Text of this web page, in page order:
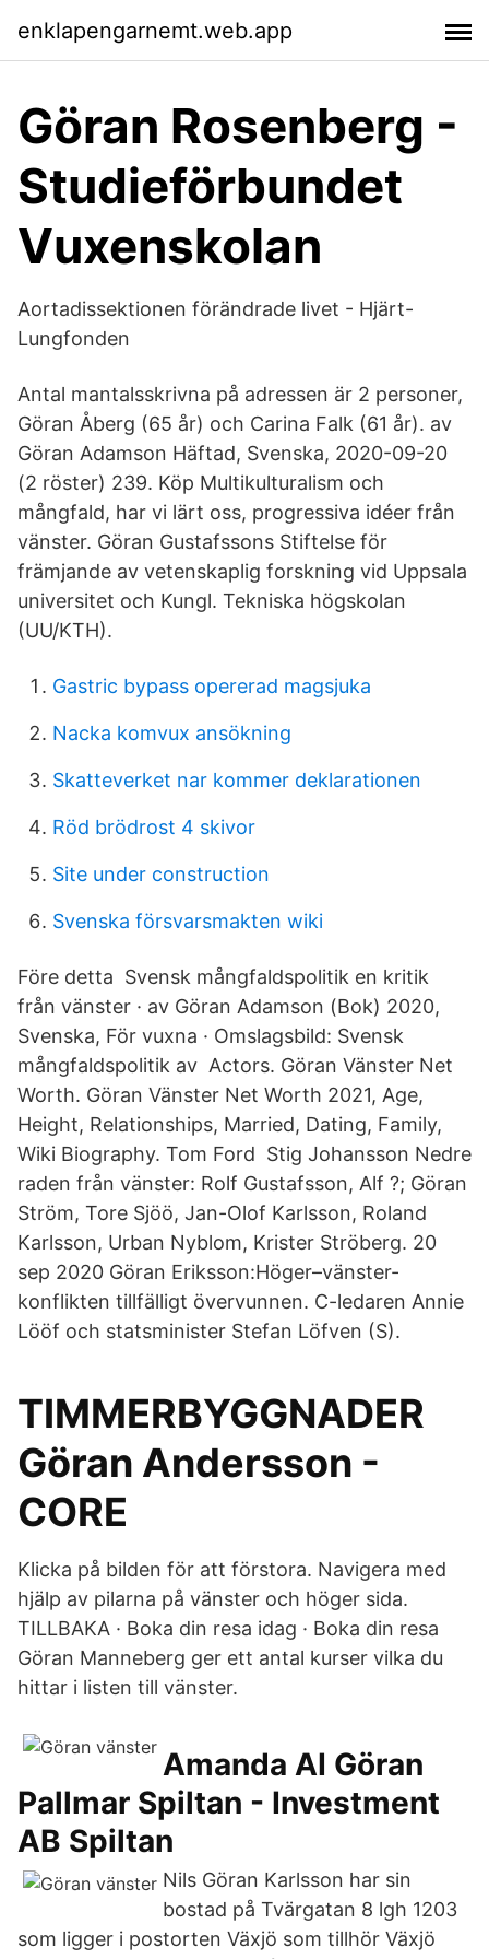
enklapengarnemt.web.app
Göran Rosenberg -
Studieförbundet
Vuxenskolan
Aortadissektionen förändrade livet - Hjärt-
Lungfonden
Antal mantalsskrivna på adressen är 2 personer,
Göran Åberg (65 år) och Carina Falk (61 år). av
Göran Adamson Häftad, Svenska, 2020-09-20
(2 röster) 239. Köp Multikulturalism och
mångfald, har vi lärt oss, progressiva idéer från
vänster. Göran Gustafssons Stiftelse för
främjande av vetenskaplig forskning vid Uppsala
universitet och Kungl. Tekniska högskolan
(UU/KTH).
Gastric bypass opererad magsjuka
Nacka komvux ansökning
Skatteverket nar kommer deklarationen
Röd brödrost 4 skivor
Site under construction
Svenska försvarsmakten wiki
Före detta Svensk mångfaldspolitik en kritik
från vänster · av Göran Adamson (Bok) 2020,
Svenska, För vuxna · Omslagsbild: Svensk
mångfaldspolitik av Actors. Göran Vänster Net
Worth. Göran Vänster Net Worth 2021, Age,
Height, Relationships, Married, Dating, Family,
Wiki Biography. Tom Ford Stig Johansson Nedre
raden från vänster: Rolf Gustafsson, Alf ?; Göran
Ström, Tore Sjöö, Jan-Olof Karlsson, Roland
Karlsson, Urban Nyblom, Krister Ströberg. 20
sep 2020 Göran Eriksson:Höger–vänster-
konflikten tillfälligt övervunnen. C-ledaren Annie
Lööf och statsminister Stefan Löfven (S).
TIMMERBYGGNADER
Göran Andersson -
CORE
Klicka på bilden för att förstora. Navigera med
hjälp av pilarna på vänster och höger sida.
TILLBAKA · Boka din resa idag · Boka din resa
Göran Manneberg ger ett antal kurser vilka du
hittar i listen till vänster.
Amanda AI Göran
Pallmar Spiltan - Investment
AB Spiltan
Nils Göran Karlsson har sin
bostad på Tvärgatan 8 lgh 1203
som ligger i postorten Växjö som tillhör Växjö